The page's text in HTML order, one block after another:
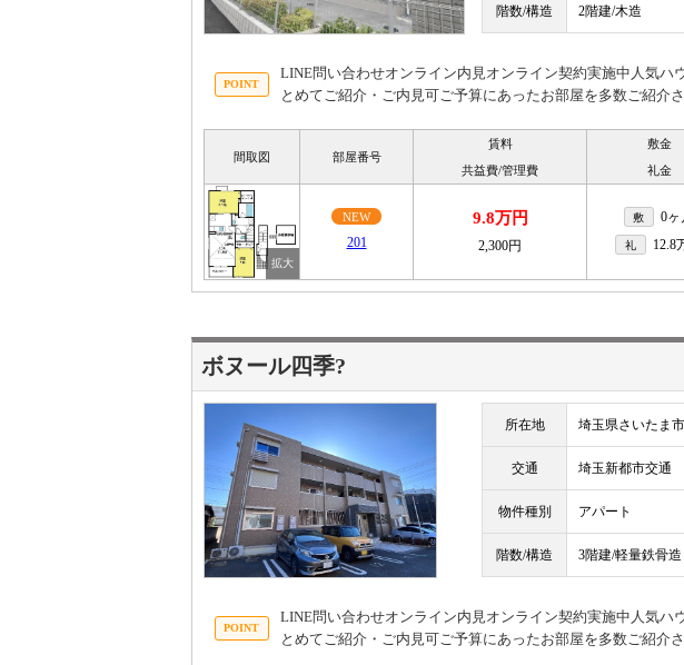
階数/構造 2階建/木造
LINE問い合わせオンライン内見オンライン契約実施中人気ハ
とめてご紹介・ご内見可ご予算にあったお部屋を多数ご紹介
間取図 部屋番号
賃料
共益費/管理費
敷金
礼金
NEW
201
9.8万円
2,300円
敷 0ヶ
礼 12.8
ボヌール四季?
所在地 埼玉県さいたま
交通 埼玉新都市交通
物件種別 アパート
階数/構造 3階建/軽量鉄骨造
LINE問い合わせオンライン内見オンライン契約実施中人気ハ
とめてご紹介・ご内見可ご予算にあったお部屋を多数ご紹介